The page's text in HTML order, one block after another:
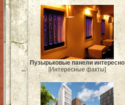
Пузырьковые панели интересно
[Интересные факты]